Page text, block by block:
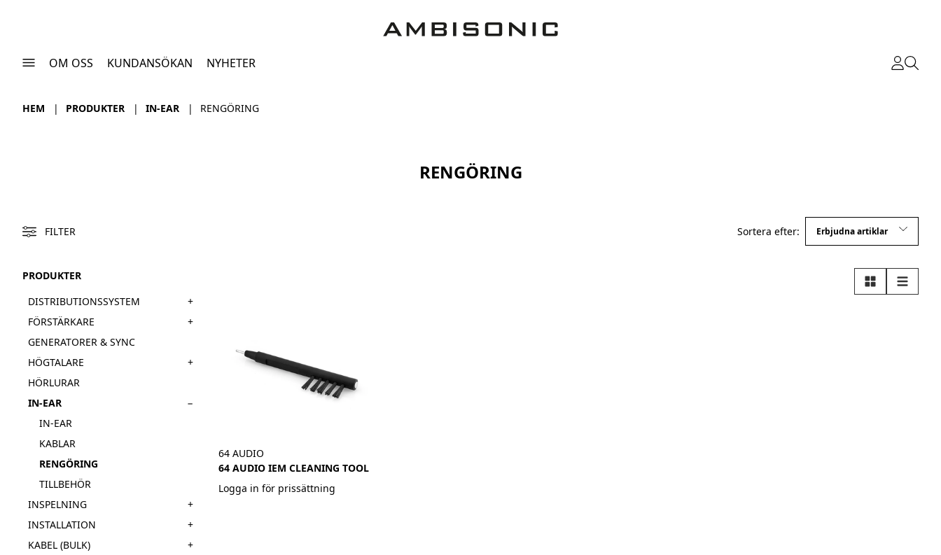
OM OSS KUNDANSÖKAN NYHETER
HEM PRODUKTER IN-EAR RENGÖRING
RENGÖRING
FILTER Sortera efter:
PRODUKTER
DISTRIBUTIONSSYSTEM
+
FÖRSTÄRKARE
+
GENERATORER & SYNC
HÖGTALARE
+
HÖRLURAR
IN-EAR
−
IN-EAR
KABLAR
RENGÖRING
TILLBEHÖR
INSPELNING
+
INSTALLATION
+
KABEL (BULK)
+
RutnätLista
64 AUDIO
64 AUDIO IEM CLEANING TOOL
Logga in för prissättning